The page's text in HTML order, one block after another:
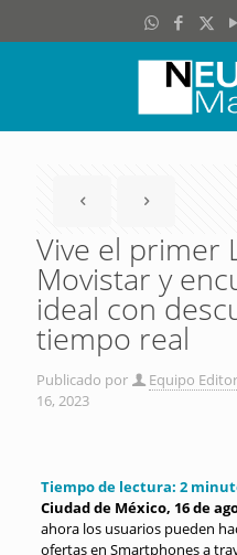
Vive el primer
Movistar y
ideal con
tiempo real
Publicado por Equipo
16, 2023
Tiempo de lectura: 2
Ciudad de México, 16 de
ahora los usuarios pueden
ofertas en Smartphones a